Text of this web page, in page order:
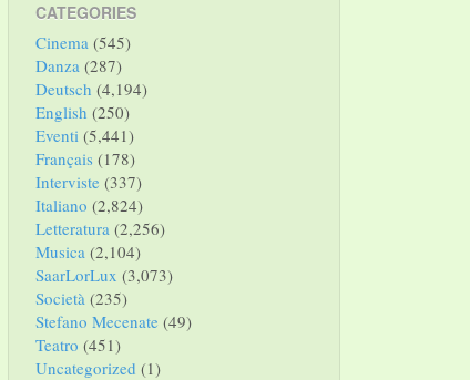
CATEGORIES
Cinema (545)
Danza (287)
Deutsch (4,194)
English (250)
Eventi (5,441)
Français (178)
Interviste (337)
Italiano (2,824)
Letteratura (2,256)
Musica (2,104)
SaarLorLux (3,073)
Società (235)
Stefano Mecenate (49)
Teatro (451)
Uncategorized (1)